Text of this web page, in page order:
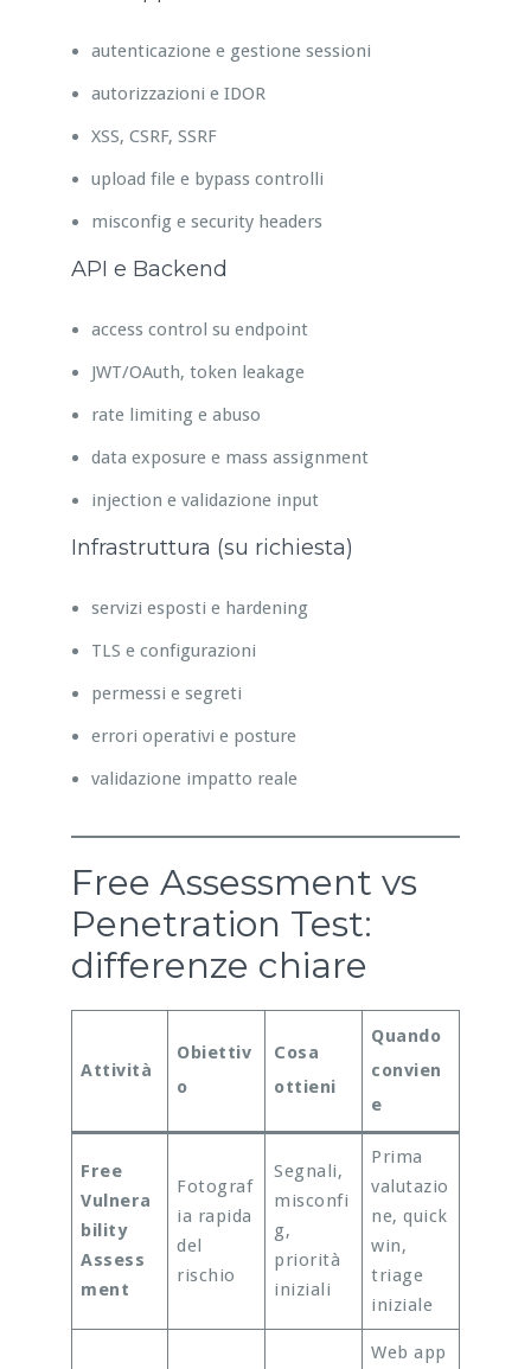
autenticazione e gestione sessioni
autorizzazioni e IDOR
XSS, CSRF, SSRF
upload file e bypass controlli
misconfig e security headers
API e Backend
access control su endpoint
JWT/OAuth, token leakage
rate limiting e abuso
data exposure e mass assignment
injection e validazione input
Infrastruttura (su richiesta)
servizi esposti e hardening
TLS e configurazioni
permessi e segreti
errori operativi e posture
validazione impatto reale
Free Assessment vs
Penetration Test:
differenze chiare
Attività
Obiettiv
o
Cosa
ottieni
Quando
convien
e
Free
Vulnera
bility
Assess
ment
Fotograf
ia rapida
del
rischio
Segnali,
misconfi
g,
priorità
iniziali
Prima
valutazio
ne, quick
win,
triage
iniziale
Web app